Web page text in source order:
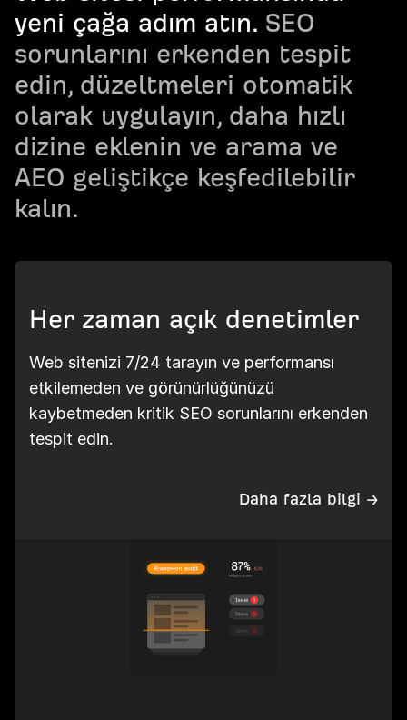
yeni çağa adım atın. SEO
sorunlarını erkenden tespit
edin, düzeltmeleri otomatik
olarak uygulayın, daha hızlı
dizine eklenin ve arama ve
AEO geliştikçe keşfedilebilir
kalın.
Her zaman açık denetimler
Web sitenizi 7/24 tarayın ve performansı
etkilemeden ve görünürlüğünüzü
kaybetmeden kritik SEO sorunlarını erkenden
tespit edin.
Daha fazla bilgi →